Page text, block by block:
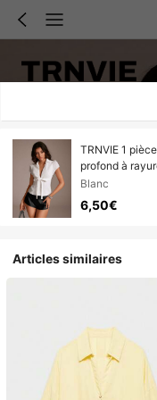
TRNVIE 1
profond à
manches
Blanc
6,50€
Articles similaires